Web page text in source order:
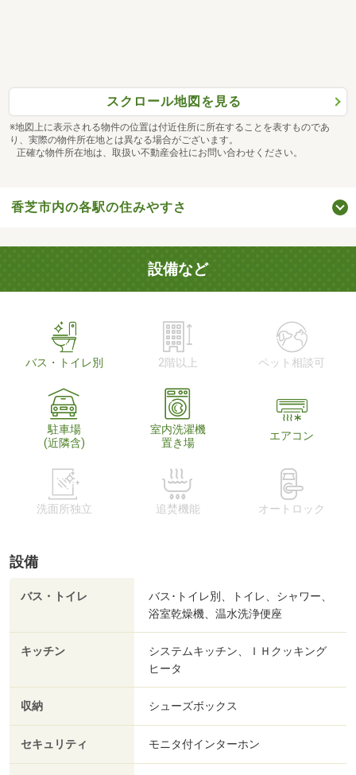
スクロール地図を見る
※地図上に表示される物件の位置は付近住所に所在することを表すものであ
り、実際の物件所在地とは異なる場合がございます。
正確な物件所在地は、取扱い不動産会社にお問い合わせください。
香芝市内の各駅の住みやすさ
設備など
バス・トイレ別 2階以上 ペット相談可
駐車場
(近隣含)
室内洗濯機
置き場
エアコン
洗面所独立 追焚機能 オートロック
設備
バス・トイレ
バス･トイレ別、トイレ、シャワー、
浴室乾燥機、温水洗浄便座
キッチン
システムキッチン、ＩＨクッキング
ヒータ
収納 シューズボックス
セキュリティ モニタ付インターホン